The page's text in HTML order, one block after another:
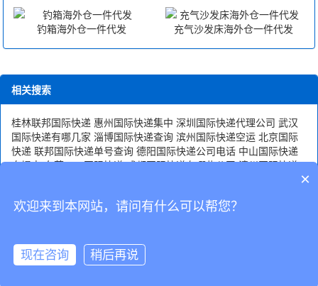
钓箱海外仓一件代发 充气沙发床海外仓一件代发
相关搜索
桂林联邦国际快递 惠州国际快递集中 深圳国际快递代理公司 武汉
国际快递有哪几家 淄博国际快递查询 滨州国际快递空运 北京国际
快递 联邦国际快递单号查询 德阳国际快递公司电话 中山国际快递
自提点 东营DHL国际快递 成都国际快递有哪些公司 漳州国际快递
CopyRight © 深圳市韬博供应链有限公司
×
欢迎来到本网站，请问有什么可以帮您？
现在咨询 稍后再说